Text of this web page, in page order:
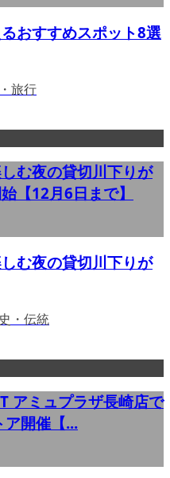
おすすめスポット8選
旅行
む夜の貸切川下りが
【12月6日まで】
む夜の貸切川下りが
・伝統
アミュプラザ長崎店で
ア開催【...